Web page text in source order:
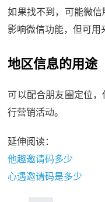
如果找不到，可能微
影响微信功能，但可用
地区信息的用途
可以配合朋友圈定位
行营销活动。
延伸阅读：
他趣邀请码多少
心遇邀请码是多少